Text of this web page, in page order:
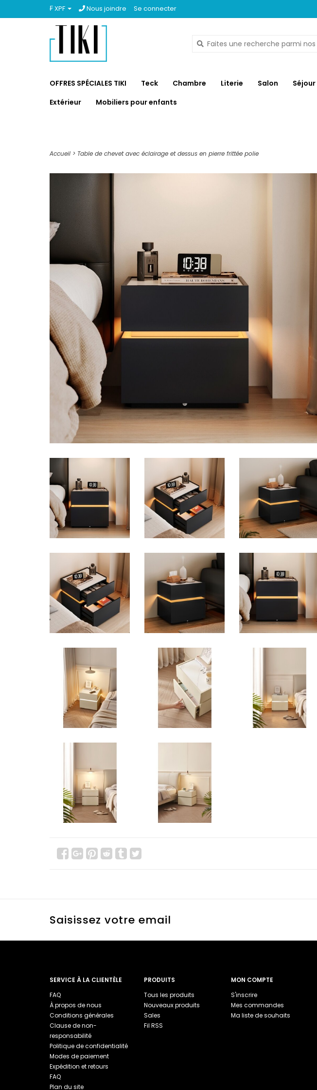
₣ XPF Nous joindre Se connecter
OFFRES SPÉCIALES TIKI Teck Chambre Literie Salon Séjour
Extérieur
Mobiliers pour enfants
Accueil > Table de chevet avec éclairage et dessus en pierre frittée polie
Saisissez votre email
SERVICE À LA CLIENTÈLE
FAQ
À propos de nous
Conditions générales
Clause de non-
responsabilité
Politique de confidentialité
Modes de paiement
Expédition et retours
FAQ
Plan du site
PRODUITS
Tous les produits
Nouveaux produits
Sales
Fil RSS
MON COMPTE
S'inscrire
Mes commandes
Ma liste de souhaits